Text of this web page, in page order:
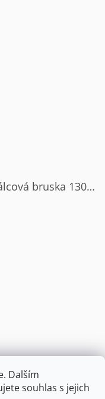
Dalším
souhlas s jejich
XT105350 Satinační válcová bruska 1300W
hvězdiček.